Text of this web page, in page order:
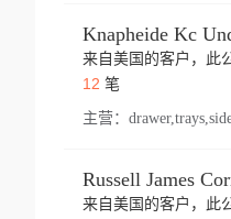
来自美国的客户，此
12 笔
主营：
来自美国的客户，此